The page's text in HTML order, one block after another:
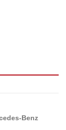
Benz